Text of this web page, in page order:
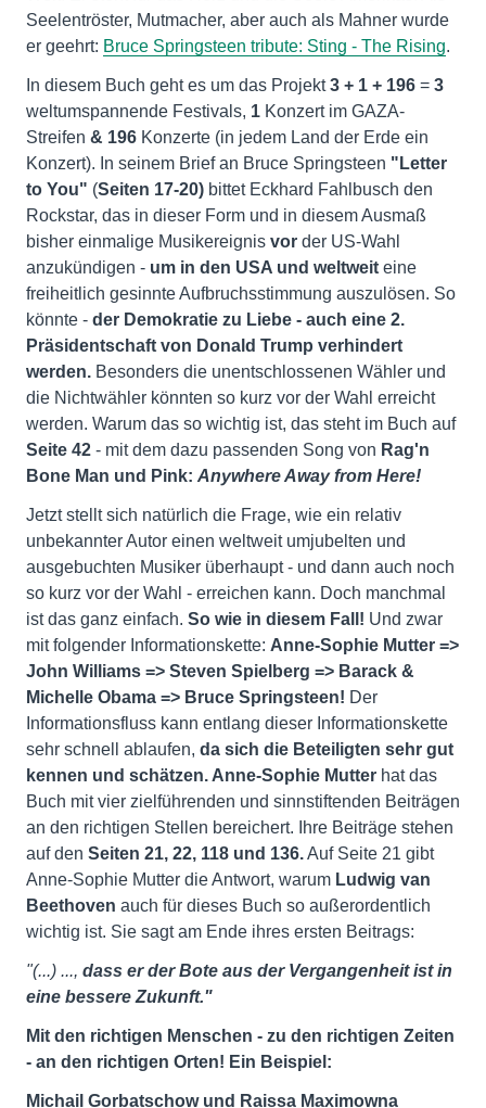
Seelentröster, Mutmacher, aber auch als Mahner wurde
er geehrt: Bruce Springsteen tribute: Sting - The Rising.
In diesem Buch geht es um das Projekt3 + 1 + 196 = 3
weltumspannende Festivals, 1 Konzert im GAZA-
Streifen & 196 Konzerte (in jedem Land der Erde ein
Konzert). In seinem Brief an Bruce Springsteen "Letter
to You" (Seiten 17-20) bittet Eckhard Fahlbusch den
Rockstar, das in dieser Form und in diesem Ausmaß
bisher einmalige Musikereignis vor der US-Wahl
anzukündigen - um in den USA und weltweit eine
freiheitlich gesinnte Aufbruchsstimmung auszulösen. So
könnte - der Demokratie zu Liebe - auch eine 2.
Präsidentschaft von Donald Trump verhindert
werden. Besonders die unentschlossenen Wähler und
die Nichtwähler könnten so kurz vor der Wahl erreicht
werden. Warum das so wichtig ist, das steht im Buch auf
Seite 42 - mit dem dazu passenden Song von Rag'n
Bone Man und Pink: Anywhere Away from Here!
Jetzt stellt sich natürlich die Frage, wie ein relativ
unbekannter Autor einen weltweit umjubelten und
ausgebuchten Musiker überhaupt - und dann auch noch
so kurz vor der Wahl - erreichen kann. Doch manchmal
ist das ganz einfach. So wie in diesem Fall! Und zwar
mit folgender Informationskette: Anne-Sophie Mutter =>
John Williams => Steven Spielberg => Barack &
Michelle Obama => Bruce Springsteen! Der
Informationsfluss kann entlang dieser Informationskette
sehr schnell ablaufen, da sich die Beteiligten sehr gut
kennen und schätzen. Anne-Sophie Mutter hat das
Buch mit vier zielführenden und sinnstiftenden Beiträgen
an den richtigen Stellen bereichert. Ihre Beiträge stehen
auf den Seiten 21, 22, 118 und 136.Auf Seite 21 gibt
Anne-Sophie Mutter die Antwort, warum Ludwig van
Beethoven auch für dieses Buch so außerordentlich
wichtig ist. Sie sagt am Ende ihres ersten Beitrags:
"(...) ..., dass er der Bote aus der Vergangenheit ist in
eine bessere Zukunft."
Mit den richtigen Menschen - zu den richtigen Zeiten
- an den richtigen Orten! Ein Beispiel:
Michail Gorbatschow und Raissa Maximowna